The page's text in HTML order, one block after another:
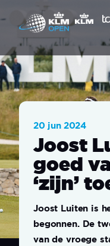
20 jun 2024
Joost
goed
‘zijn’
Joost Luiten is
begonnen. De
van de vroege